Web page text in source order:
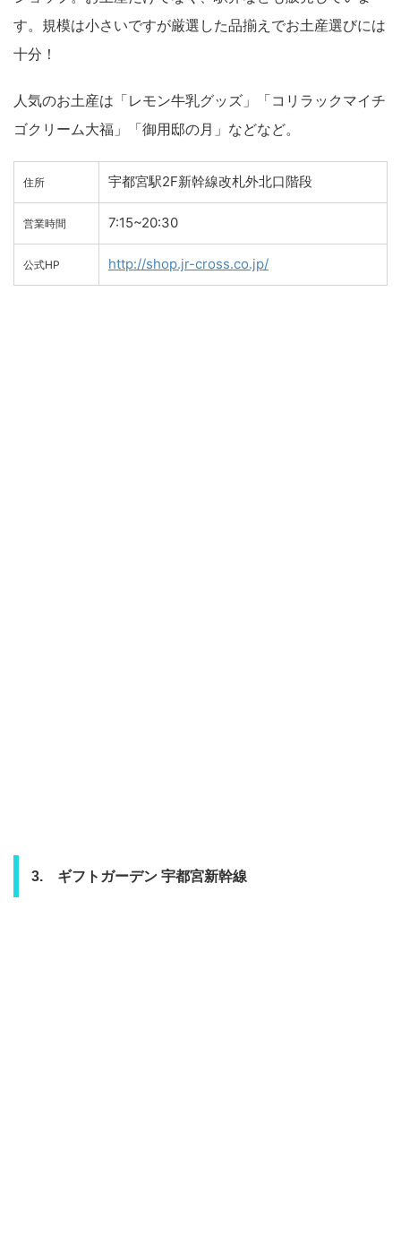
す。規模は小さいですが厳選した品揃えでお土産選びには
十分！
人気のお土産は「レモン牛乳グッズ」「コリラックマイチ
ゴクリーム大福」「御用邸の月」などなど。
住所 宇都宮駅2F新幹線改札外北口階段
営業時間 7:15~20:30
公式HP http://shop.jr-cross.co.jp/
3. ギフトガーデン 宇都宮新幹線